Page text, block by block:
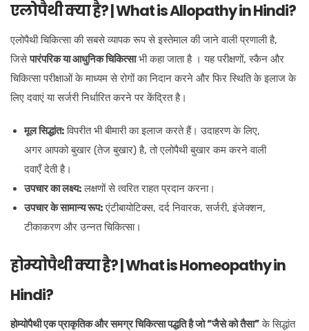
एलोपैथी क्या है? | What is Allopathy in Hindi?
एलोपैथी चिकित्सा की सबसे व्यापक रूप से इस्तेमाल की जाने वाली प्रणाली है,
जिसेपारंपरिक या आधुनिक चिकित्साभी कहा जाता है । यह परीक्षणों, स्कैन और
चिकित्सा परीक्षाओं के माध्यम से रोगों का निदान करने और फिर स्थिति के इलाज के
लिए दवाएं या सर्जरी निर्धारित करने पर केंद्रित है।
मूल सिद्धांत:विपरीत भी बीमारी का इलाज करते हैं। उदाहरण के लिए,
अगर आपको बुखार (तेज बुखार) है, तो एलोपैथी बुखार कम करने वाली
दवाएँ देती है।
उपचार का लक्ष्य:लक्षणों से त्वरित राहत प्रदान करना।
उपचार के सामान्य रूप:एंटीबायोटिक्स, दर्द निवारक, सर्जरी, इंजेक्शन,
टीकाकरण और उन्नत चिकित्सा।
होम्योपैथी क्या है? | What is Homeopathy in
Hindi?
होम्योपैथी एक प्राकृतिक और समग्र चिकित्सा पद्धति है जो “जैसे को तैसा”के सिद्धांत